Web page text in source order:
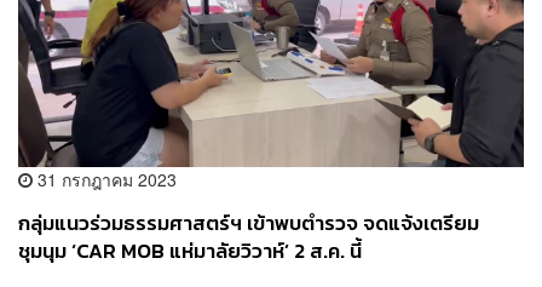
31 กรกฎาคม 2023
กลุ่มแนวร่วมธรรมศาสตร์ฯ เข้าพบตำรวจ จดแจ้งเตรียม
ชุมนุม ‘CAR MOB แห่มาลัยวิวาห์’ 2 ส.ค. นี้